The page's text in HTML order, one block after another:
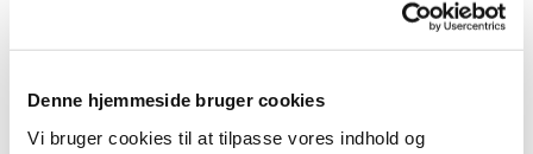
Denne hjemmeside bruger cookies
Vi bruger cookies til at tilpasse vores indhold og
Søndag 14. februar 2027, kl. 18:00 -